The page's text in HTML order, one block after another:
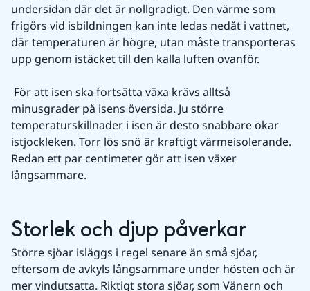
undersidan där det är nollgradigt. Den värme som
frigörs vid isbildningen kan inte ledas nedåt i vattnet,
där temperaturen är högre, utan måste transporteras
upp genom istäcket till den kalla luften ovanför.
minusgrader på isens översida. Ju större
temperaturskillnader i isen är desto snabbare ökar
istjockleken. Torr lös snö är kraftigt värmeisolerande.
Redan ett par centimeter gör att isen växer
långsammare.
Storlek och djup påverkar
Större sjöar isläggs i regel senare än små sjöar,
eftersom de avkyls långsammare under hösten och är
mer vindutsatta. Riktigt stora sjöar, som Vänern och